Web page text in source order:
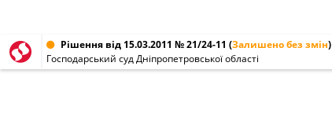
Рішення від 15.03.2011 № 21/24-11 (Залишено без змін)
Господарський суд Дніпропетровської області